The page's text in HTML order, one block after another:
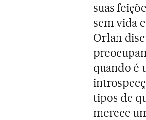
suas
sem vida
Orlan
quando é
tipos de
merece